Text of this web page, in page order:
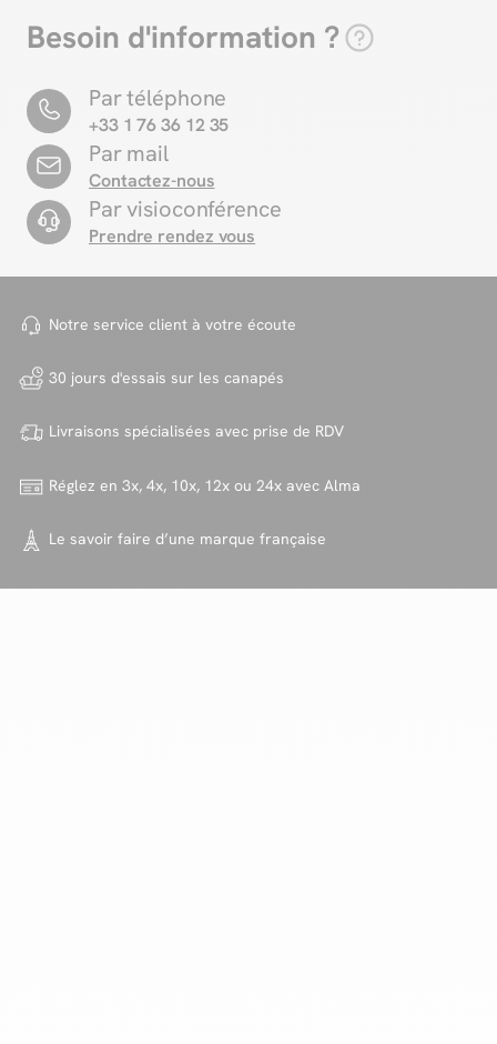
Besoin d'information ?
Par téléphone
+33 1 76 36 12 35
Par mail
Contactez-nous
Par visioconférence
Prendre rendez vous
Notre service client à votre écoute
30 jours d'essais sur les canapés
Livraisons spécialisées avec prise de RDV
Réglez en 3x, 4x, 10x, 12x ou 24x avec Alma
Le savoir faire d’une marque française